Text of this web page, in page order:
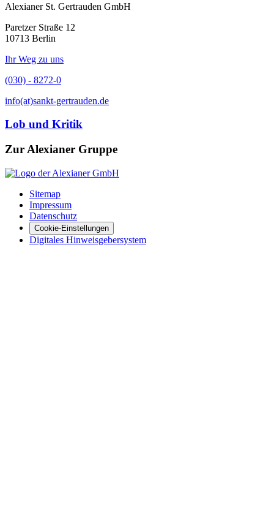
Alexianer St. Gertrauden GmbH
Paretzer Straße 12
10713 Berlin
Ihr Weg zu uns
(030) - 8272-0
info(at)sankt-gertrauden.de
Lob und Kritik
Zur Alexianer Gruppe
Sitemap
Impressum
Datenschutz
Cookie-Einstellungen
Digitales Hinweisgebersystem